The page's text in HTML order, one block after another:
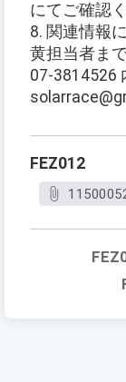
にてご確認
8. 関連情報
黄担当者ま
07-3814526
FEZ012